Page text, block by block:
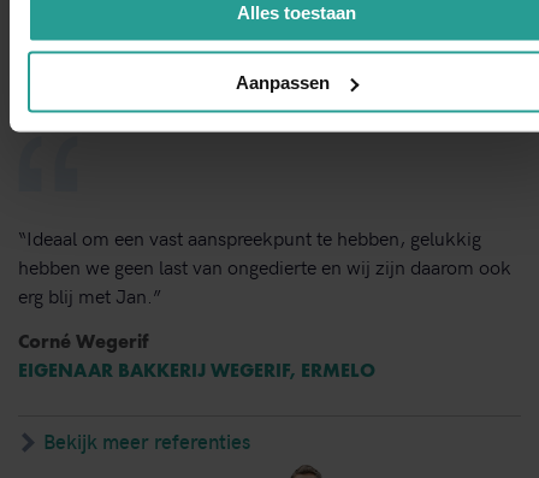
Alles toestaan
Aanpassen
LOCATIEDIRECTEUR KBS SINT VICTOR, APELDOORN
“Ideaal om een vast aanspreekpunt te hebben, gelukkig
hebben we geen last van ongedierte en wij zijn daarom ook
erg blij met Jan.”
Corné Wegerif
EIGENAAR BAKKERIJ WEGERIF, ERMELO
Bekijk meer referenties